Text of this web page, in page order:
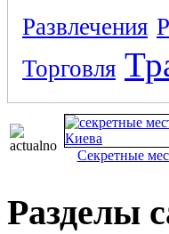
Развлечения
Торговля
Секретные
Разделы